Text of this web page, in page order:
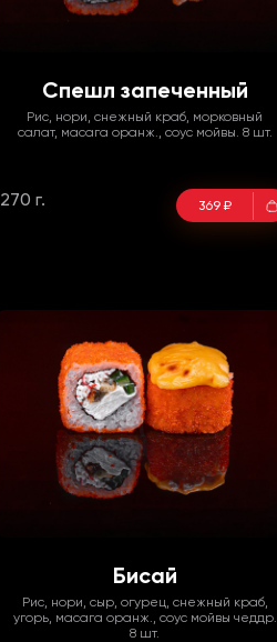
Спешл запеченный
Рис, нори, снежный краб, морковный
салат, масага оранж., соус мойвы. 8 шт.
270 г. 369 ₽
Бисай
Рис, нори, сыр, огурец, снежный краб,
угорь, масага оранж., соус мойвы чеддр.
8 шт.